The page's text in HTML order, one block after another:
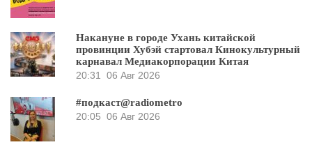
Накануне в городе Ухань китайской
провинции Хубэй стартовал Кинокультурный
карнавал Медиакорпорации Китая
20:31
06 Авг 2026
#подкаст@radiometro
20:05 06 Авг 2026